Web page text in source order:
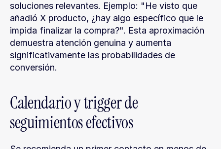
soluciones relevantes. Ejemplo: "He visto que
añadió X producto, ¿hay algo específico que le
impida finalizar la compra?". Esta aproximación
demuestra atención genuina y aumenta
significativamente las probabilidades de
conversión.
Calendario y trigger de
seguimientos efectivos